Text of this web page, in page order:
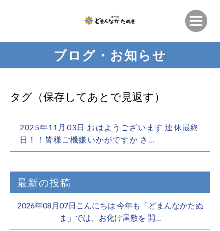
ブログ・お知らせ
タグ（保存してあとで見返す）
2025年11月03日 おはようございます 連休最終
日！！皆様ご機嫌いかがですか さ…
最新の投稿
2026年08月07日こんにちは 今年も「どまんなかたぬ
ま」では、お化け屋敷を 開…